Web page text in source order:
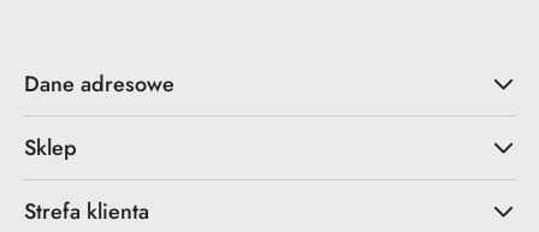
Dane adresowe
Sklep
Strefa klienta